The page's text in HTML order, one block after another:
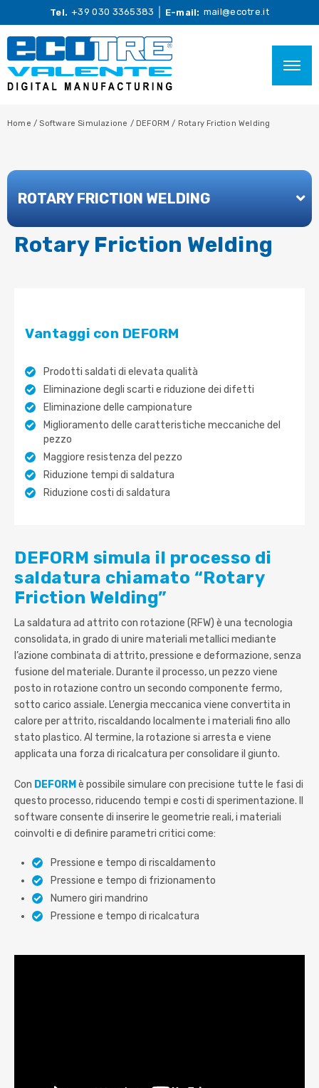
Tel. +39 030 3365383 E-mail: mail@ecotre.it
Home /Software Simulazione / DEFORM / Rotary Friction Welding
ROTARY FRICTION WELDING
Rotary Friction Welding
Vantaggi con DEFORM
Prodotti saldati di elevata qualità
Eliminazione degli scarti e riduzione dei difetti
Eliminazione delle campionature
Miglioramento delle caratteristiche meccaniche del
pezzo
Maggiore resistenza del pezzo
Riduzione tempi di saldatura
Riduzione costi di saldatura
DEFORM simula il processo di
saldatura chiamato “Rotary
Friction Welding”
La saldatura ad attrito con rotazione (RFW) è una tecnologia
consolidata, in grado di unire materiali metallici mediante
l’azione combinata di attrito, pressione e deformazione, senza
fusione del materiale. Durante il processo, un pezzo viene
posto in rotazione contro un secondo componente fermo,
sotto carico assiale. L’energia meccanica viene convertita in
calore per attrito, riscaldando localmente i materiali fino allo
stato plastico. Al termine, la rotazione si arresta e viene
applicata una forza di ricalcatura per consolidare il giunto.
Con DEFORM è possibile simulare con precisione tutte le fasi di
questo processo, riducendo tempi e costi di sperimentazione. Il
software consente di inserire le geometrie reali, i materiali
coinvolti e di definire parametri critici come:
Pressione e tempo di riscaldamento
Pressione e tempo di frizionamento
Numero giri mandrino
Pressione e tempo di ricalcatura